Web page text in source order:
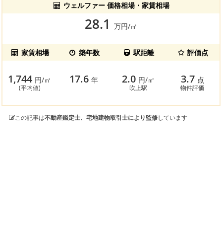
ウェルファー 価格相場・家賃相場
28.1 万円/㎡
家賃相場 築年数 駅距離 評価点
1,744 円/㎡
(平均値)
17.6年 2.0 円/㎡
吹上駅
3.7 点
物件評価
この記事は不動産鑑定士、宅地建物取引士により監修しています